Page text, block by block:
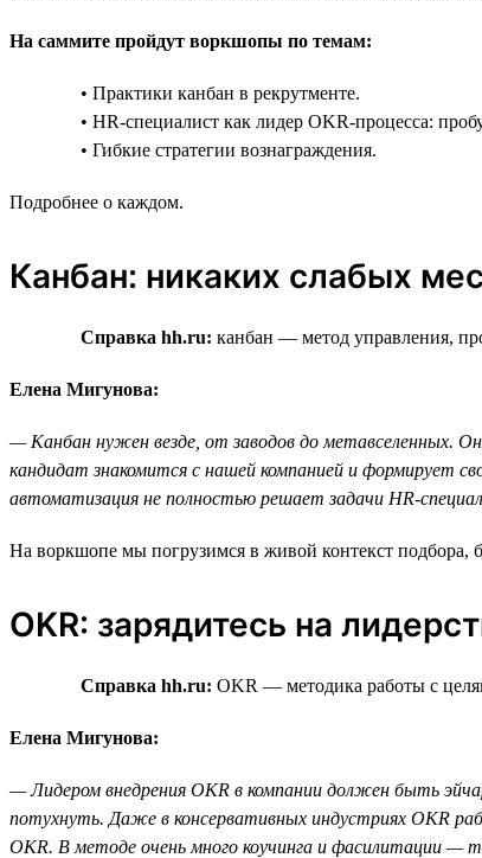
На саммите пройдут воркшопы по темам:
• Практики канбан в рекрутменте.
• HR-специалист как лидер OKR-процесса:
• Гибкие стратегии вознаграждения.
Подробнее о каждом.
Канбан: никаких слабых
Справка hh.ru: канбан — метод управления,
Елена Мигунова:
— Канбан нужен везде, от заводов до метавселенных. Он
кандидат знакомится с нашей компанией и формирует
автоматизация не полностью решает задачи HR-
На воркшопе мы погрузимся в живой контекст подбора,
OKR: зарядитесь на
Справка hh.ru: OKR — методика работы с
Елена Мигунова:
— Лидером внедрения OKR в компании должен быть
потухнуть. Даже в консервативных индустриях OKR
ОKR. В методе очень много коучинга и фасилитации —